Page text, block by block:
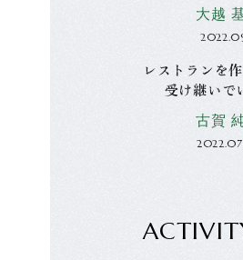
大越
レストランを
受け継いで
古賀